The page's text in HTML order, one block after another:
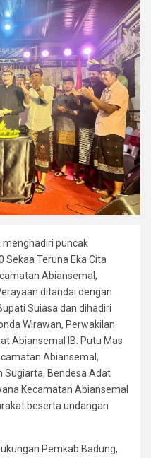
menghadiri puncak
Sekaa Teruna Eka Cita
Abiansemal,
ditandai dengan
Suiasa dan dihadiri
Wirawan, Perwakilan
Abiansemal IB. Putu Mas
Abiansemal,
Sugiarta, Bendesa Adat
Kecamatan Abiansemal
beserta undangan
Pemkab Badung,